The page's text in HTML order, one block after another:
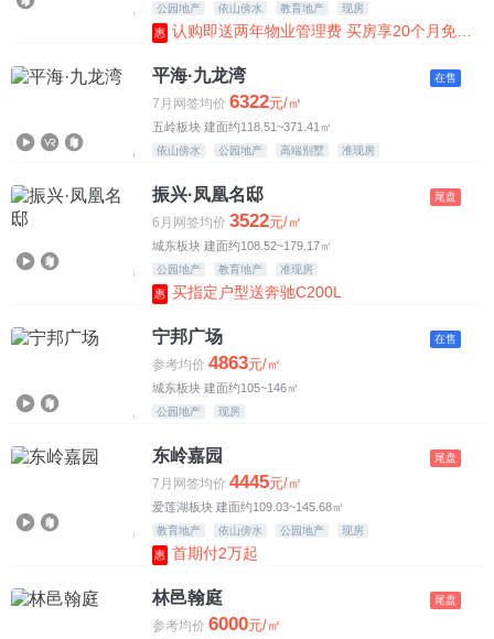
公园地产 依山傍水 教育地产 现房
惠 认购即送两年物业管理费 买房享20个月免费停车 公寓清盘85折
平海·九龙湾
7月网签均价 6322元/㎡
五岭板块 建面约118.51~371.41㎡
依山傍水 公园地产 高端别墅 准现房
在售
振兴·凤凰名邸
6月网签均价 3522元/㎡
城东板块 建面约108.52~179.17㎡
公园地产 教育地产 准现房
尾盘
惠 买指定户型送奔驰C200L
宁邦广场
参考均价 4863元/㎡
城东板块 建面约105~146㎡
公园地产 现房
在售
东岭嘉园
7月网签均价 4445元/㎡
爱莲湖板块 建面约109.03~145.68㎡
教育地产 依山傍水 公园地产 现房
尾盘
惠 首期付2万起
林邑翰庭
参考均价 6000元/㎡
尾盘